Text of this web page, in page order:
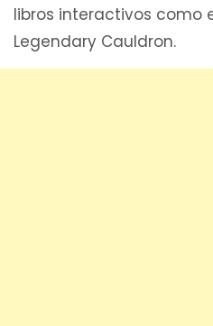
libros interactivos como
Legendary Cauldron.